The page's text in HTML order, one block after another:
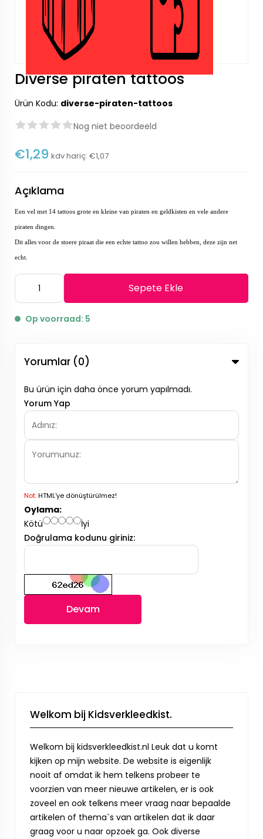
Diverse piraten tattoos
Ürün Kodu: diverse-piraten-tattoos
Nog niet beoordeeld
€1,29 kdv hariç: €1,07
Açıklama
Een vel met 14 tattoos grote en kleine van piraten en geldkisten en vele andere
piraten dingen.
Dit alles voor de stoere piraat die een echte tattoo zou willen hebben, deze zijn net
echt.
Sepete Ekle
Op voorraad: 5
Yorumlar (0)
Bu ürün için daha önce yorum yapılmadı.
Yorum Yap
Not:HTML'ye dönüştürülmez!
Oylama:
Kötü
İyi
Doğrulama kodunu giriniz:
Devam
Welkom bij Kidsverkleedkist.
Welkom bij kidsverkleedkist.nl Leuk dat u komt
kijken op mijn website. De website is eigenlijk
nooit af omdat ik hem telkens probeer te
voorzien van meer nieuwe artikelen, er is ook
zoveel en ook telkens meer vraag naar bepaalde
artikelen of thema`s van artikelen dat ik daar
graag voor u naar opzoek ga. Ook diverse